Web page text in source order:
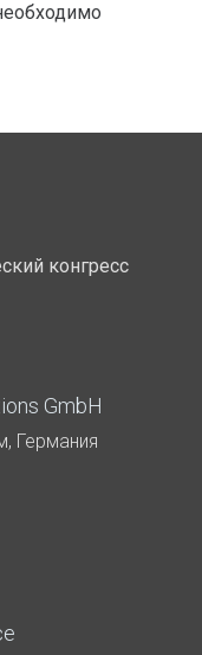
конгресс
GmbH
Германия